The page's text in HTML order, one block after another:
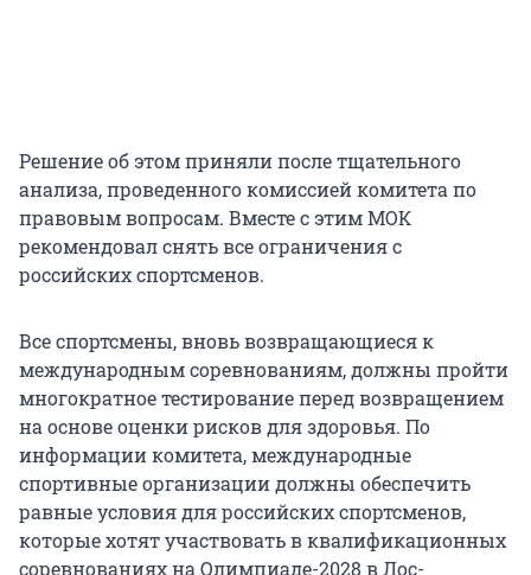
Решение об этом приняли после тщательного
анализа, проведенного комиссией комитета по
правовым вопросам. Вместе с этим МОК
рекомендовал снять все ограничения с
российских спортсменов.
Все спортсмены, вновь возвращающиеся к
международным соревнованиям, должны пройти
многократное тестирование перед возвращением
на основе оценки рисков для здоровья. По
информации комитета, международные
спортивные организации должны обеспечить
равные условия для российских спортсменов,
которые хотят участвовать в квалификационных
соревнованиях на Олимпиаде-2028 в Лос-